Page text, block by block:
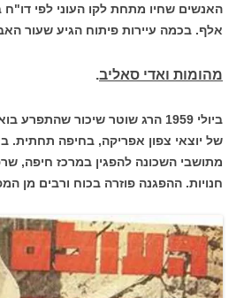
אלף. בכמה עיירות פיתוח הגיע שעור האבטלה ל-
מהומות ואדי סאליב.
ביולי 1959 הרג שוטר שיכור
של יוצאי צפון אפריקה, בחיפה תחתית.
מתושבי השכונה להפגין במרכז חיפה,
חנויות. ההפגנה פוזרה בכוח ורבים מן